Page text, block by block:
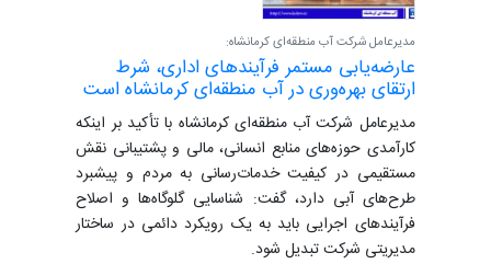
مدیرعامل شرکت آب منطقه‌ای کرمانشاه:
عارضه‌یابی مستمر فرآیندهای اداری، شرط
ارتقای بهره‌وری در آب منطقه‌ای کرمانشاه است
مدیرعامل شرکت آب منطقه‌ای کرمانشاه با تأکید بر اینکه
کارآمدی حوزه‌های منابع انسانی، مالی و پشتیبانی نقش
مستقیمی در کیفیت خدمات‌رسانی به مردم و پیشبرد
طرح‌های آبی دارد، گفت: شناسایی گلوگاه‌ها و اصلاح
فرآیندهای اجرایی باید به یک رویکرد دائمی در ساختار
مدیریتی شرکت تبدیل شود.